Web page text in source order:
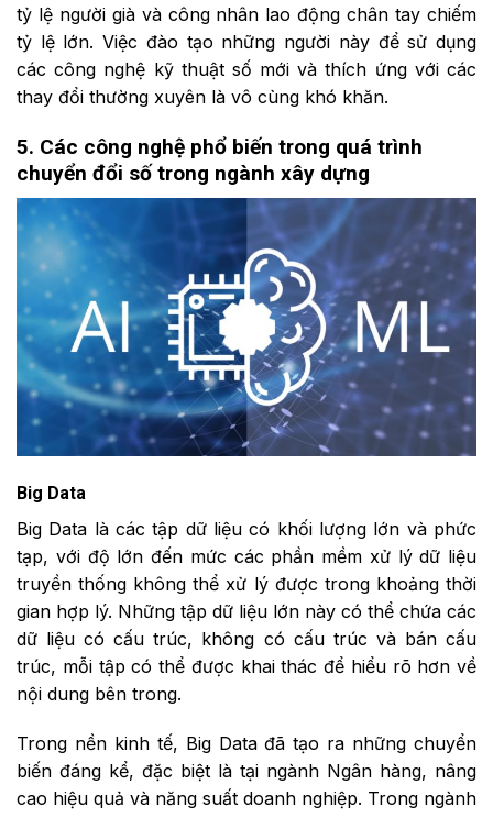
tỷ lệ người già và công nhân lao động chân tay chiếm
tỷ lệ lớn. Việc đào tạo những người này để sử dụng
các công nghệ kỹ thuật số mới và thích ứng với các
thay đổi thường xuyên là vô cùng khó khăn.
5. Các công nghệ phổ biến trong quá trình
chuyển đổi số trong ngành xây dựng
Big Data
Big Data là các tập dữ liệu có khối lượng lớn và phức
tạp, với độ lớn đến mức các phần mềm xử lý dữ liệu
truyền thống không thể xử lý được trong khoảng thời
gian hợp lý. Những tập dữ liệu lớn này có thể chứa các
dữ liệu có cấu trúc, không có cấu trúc và bán cấu
trúc, mỗi tập có thể được khai thác để hiểu rõ hơn về
nội dung bên trong.
Trong nền kinh tế, Big Data đã tạo ra những chuyển
biến đáng kể, đặc biệt là tại ngành Ngân hàng, nâng
cao hiệu quả và năng suất doanh nghiệp. Trong ngành